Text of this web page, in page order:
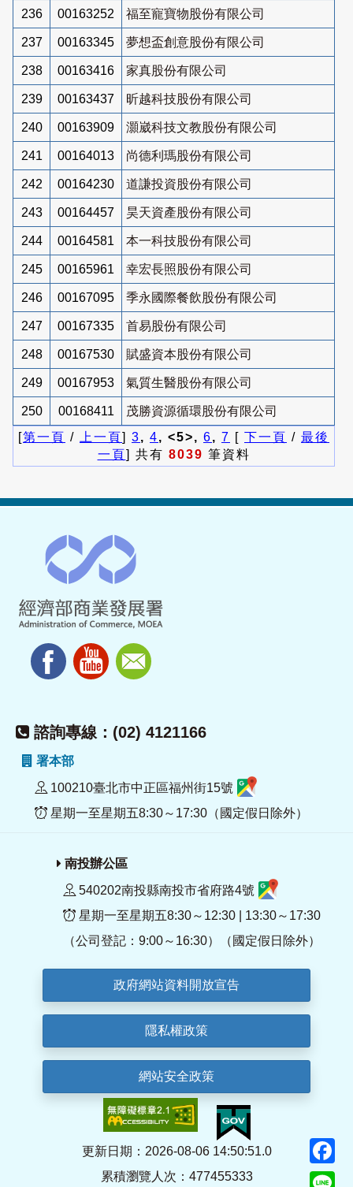
236 00163252 福至寵寶物股份有限公司
237 00163345 夢想盃創意股份有限公司
238 00163416 家真股份有限公司
239 00163437 昕越科技股份有限公司
240 00163909 灝崴科技文教股份有限公司
241 00164013 尚德利瑪股份有限公司
242 00164230 道謙投資股份有限公司
243 00164457 昊天資產股份有限公司
244 00164581 本一科技股份有限公司
245 00165961 幸宏長照股份有限公司
246 00167095 季永國際餐飲股份有限公司
247 00167335 首易股份有限公司
248 00167530 賦盛資本股份有限公司
249 00167953 氣質生醫股份有限公司
250 00168411
茂勝資源循環股份有限公司
[第一頁 / 上一頁] 3, 4, <5>, 6, 7 [ 下一頁 / 最後
一頁] 共有 8039 筆資料
諮詢專線：(02) 4121166
署本部
100210臺北市中正區福州街15號
星期一至星期五8:30～17:30（國定假日除外）
南投辦公區
540202南投縣南投市省府路4號
星期一至星期五8:30～12:30 | 13:30～17:30
（公司登記：9:00～16:30）（國定假日除外）
政府網站資料開放宣告
隱私權政策
網站安全政策
更新日期：2026-08-06 14:50:51.0
累積瀏覽人次：477455333